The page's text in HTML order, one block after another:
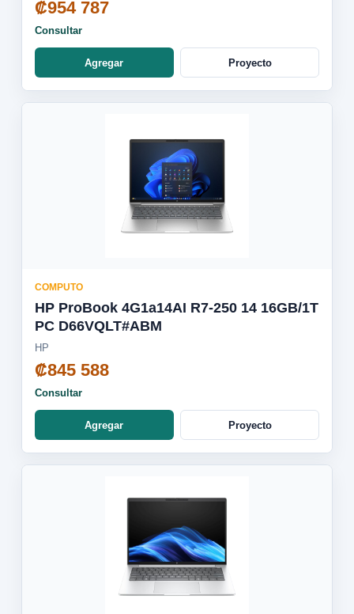
₡954 787
Consultar
Agregar Proyecto
COMPUTO
HP ProBook 4G1a14AI R7-250 14 16GB/1T
PC D66VQLT#ABM
HP
₡845 588
Consultar
Agregar Proyecto